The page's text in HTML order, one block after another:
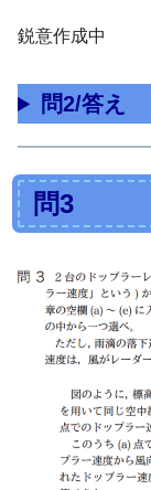
鋭意作成中
問2/答え
問3